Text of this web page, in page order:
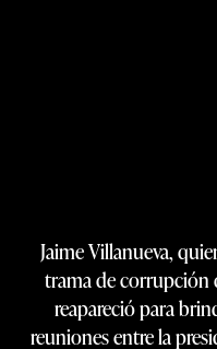
Jaime Villanueva,
trama de corrupción
reapareció para
reuniones entre la